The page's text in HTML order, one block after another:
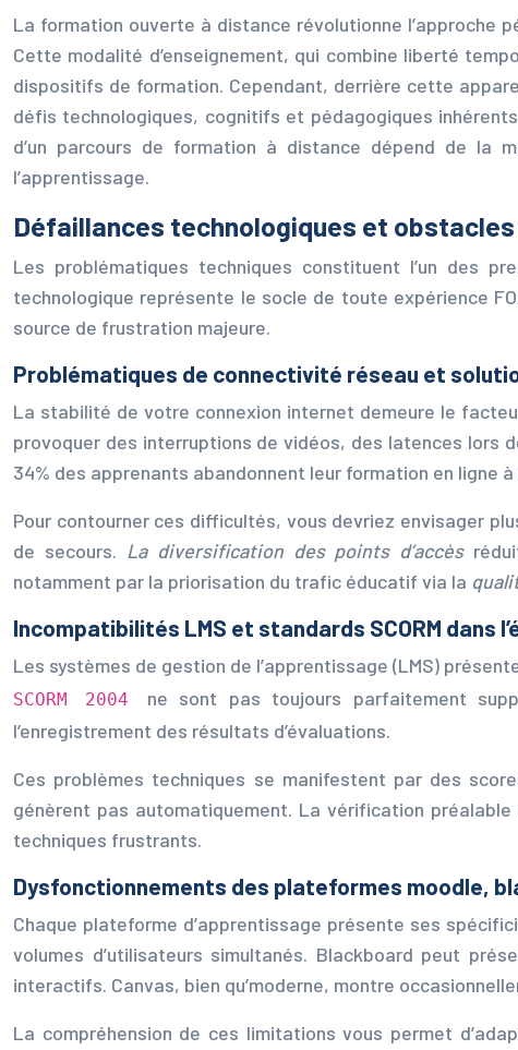
La formation ouverte à distance révolutionne l’approche
Cette modalité d’enseignement, qui combine liberté
dispositifs de formation. Cependant, derrière cette
défis technologiques, cognitifs et pédagogiques
d’un parcours de formation à distance dépend de la
l’apprentissage.
Défaillances technologiques et obstacles
Les problématiques techniques constituent l’un des
technologique représente le socle de toute expérience
source de frustration majeure.
Problématiques de connectivité réseau et
La stabilité de votre connexion internet demeure le
provoquer des interruptions de vidéos, des latences lors
34% des apprenants abandonnent leur formation en ligne
Pour contourner ces difficultés, vous devriez envisager
de secours. La diversification des points d’accès
notamment par la priorisation du trafic éducatif via la
Incompatibilités LMS et standards SCORM dans
Les systèmes de gestion de l’apprentissage (LMS)
SCORM 2004 ne sont pas toujours parfaitement
l’enregistrement des résultats d’évaluations.
Ces problèmes techniques se manifestent par des
génèrent pas automatiquement. La vérification
techniques frustrants.
Dysfonctionnements des plateformes moodle,
Chaque plateforme d’apprentissage présente ses
volumes d’utilisateurs simultanés. Blackboard peut
interactifs. Canvas, bien qu’moderne, montre
La compréhension de ces limitations vous permet